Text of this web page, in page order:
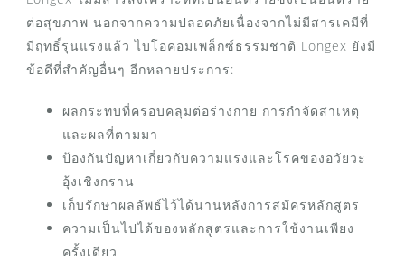
ต่อสุขภาพ นอกจากความปลอดภัยเนื่องจากไม่มีสารเคมีที่
มีฤทธิ์รุนแรงแล้ว ไบโอคอมเพล็กซ์ธรรมชาติ Longex ยังมี
ข้อดีที่สำคัญอื่นๆ อีกหลายประการ:
ผลกระทบที่ครอบคลุมต่อร่างกาย การกำจัดสาเหตุ
และผลที่ตามมา
ป้องกันปัญหาเกี่ยวกับความแรงและโรคของอวัยวะ
อุ้งเชิงกราน
เก็บรักษาผลลัพธ์ไว้ได้นานหลังการสมัครหลักสูตร
ความเป็นไปได้ของหลักสูตรและการใช้งานเพียง
ครั้งเดียว